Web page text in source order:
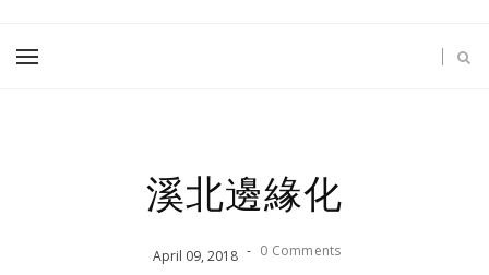
溪北邊緣化
April 09,2018 - 0 Comments